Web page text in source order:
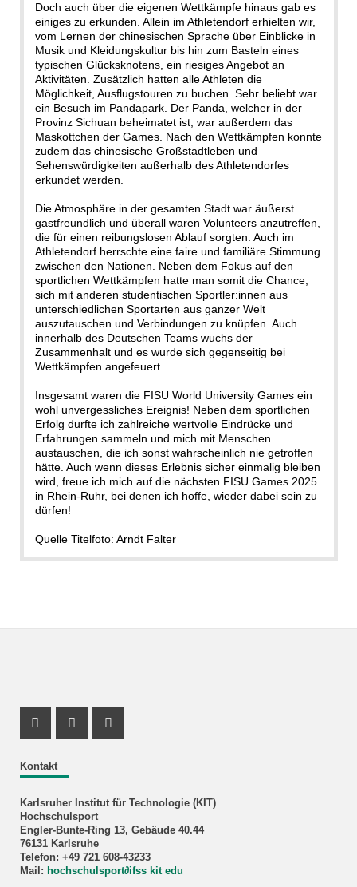
Doch auch über die eigenen Wettkämpfe hinaus gab es
einiges zu erkunden. Allein im Athletendorf erhielten wir,
vom Lernen der chinesischen Sprache über Einblicke in
Musik und Kleidungskultur bis hin zum Basteln eines
typischen Glücksknotens, ein riesiges Angebot an
Aktivitäten. Zusätzlich hatten alle Athleten die
Möglichkeit, Ausflugstouren zu buchen. Sehr beliebt war
ein Besuch im Pandapark. Der Panda, welcher in der
Provinz Sichuan beheimatet ist, war außerdem das
Maskottchen der Games. Nach den Wettkämpfen konnte
zudem das chinesische Großstadtleben und
Sehenswürdigkeiten außerhalb des Athletendorfes
erkundet werden.
Die Atmosphäre in der gesamten Stadt war äußerst
gastfreundlich und überall waren Volunteers anzutreffen,
die für einen reibungslosen Ablauf sorgten. Auch im
Athletendorf herrschte eine faire und familiäre Stimmung
zwischen den Nationen. Neben dem Fokus auf den
sportlichen Wettkämpfen hatte man somit die Chance,
sich mit anderen studentischen Sportler:innen aus
unterschiedlichen Sportarten aus ganzer Welt
auszutauschen und Verbindungen zu knüpfen. Auch
innerhalb des Deutschen Teams wuchs der
Zusammenhalt und es wurde sich gegenseitig bei
Wettkämpfen angefeuert.
Insgesamt waren die FISU World University Games ein
wohl unvergessliches Ereignis! Neben dem sportlichen
Erfolg durfte ich zahlreiche wertvolle Eindrücke und
Erfahrungen sammeln und mich mit Menschen
austauschen, die ich sonst wahrscheinlich nie getroffen
hätte. Auch wenn dieses Erlebnis sicher einmalig bleiben
wird, freue ich mich auf die nächsten FISU Games 2025
in Rhein-Ruhr, bei denen ich hoffe, wieder dabei sein zu
dürfen!
Quelle Titelfoto: Arndt Falter
Kontakt
Karlsruher Institut für Technologie (KIT)
Hochschulsport
Engler-Bunte-Ring 13, Gebäude 40.44
76131 Karlsruhe
Telefon: +49 721 608-43233
Mail: hochschulsport∂ifss kit edu
Instagram Profil
Instagram Profil
Youtube Profil